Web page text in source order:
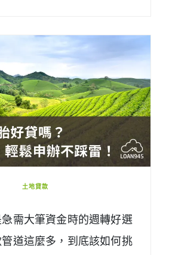
土地貸款
需大筆資金時的週轉好選
道這麼多，到底該如何挑